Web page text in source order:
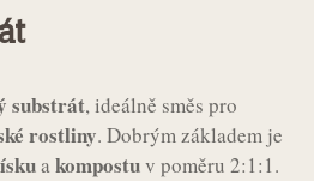
substrát, ideálně směs pro
rostliny. Dobrým základem je
a kompostuv poměru 2:1:1.